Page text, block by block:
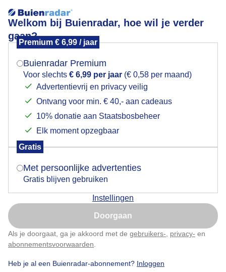
Welkom bij Buienradar, hoe wil je verder
gaan?
Premium € 6,99 / jaar
Buienradar Premium
Voor slechts € 6,99 per jaar (€ 0,58 per maand)
Advertentievrij en privacy veilig
Ontvang voor min. € 40,- aan cadeaus
10% donatie aan Staatsbosbeheer
Elk moment opzegbaar
Gratis
Met persoonlijke advertenties
Gratis blijven gebruiken
Instellingen
Doorgaan
Als je doorgaat, ga je akkoord met de gebruikers- privacy- en
abonnementsvoorwaarden
Heb je al een Buienradar-abonnement? Inloggen
Goedemorgen
Door: Dilia van Zon
Mogen we je locatie gebruiken voor het
Indien je hier nog geen akkoord op hebt gegeven,
verschijnt er zo een pop-up uit je browser waarin
Is goed, toon de popup
Nu niet, misschien later
Klik hierom dit aan te passen